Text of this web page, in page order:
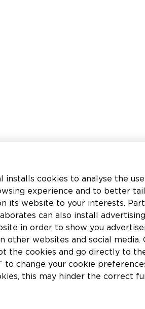
installs cookies to analyse the
experience and to better
its website to your interests.
can also install
in order to show you
other websites and social media.
the cookies and go directly to
to change your cookie
this may hinder the correct